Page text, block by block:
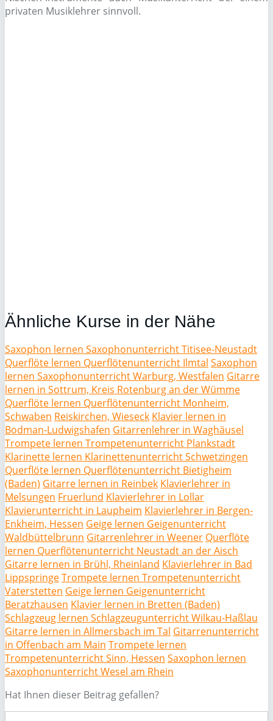
privaten Musiklehrer sinnvoll.
Ähnliche Kurse in der Nähe
Saxophon lernen Saxophonunterricht Titisee-Neustadt
Querflöte lernen Querflötenunterricht Ilmtal Saxophon
lernen Saxophonunterricht Warburg, Westfalen Gitarre
lernen in Sottrum, Kreis Rotenburg an der Wümme
Querflöte lernen Querflötenunterricht Monheim,
Schwaben Reiskirchen, Wieseck Klavier lernen in
Bodman-Ludwigshafen Gitarrenlehrer in Waghäusel
Trompete lernen Trompetenunterricht Plankstadt
Klarinette lernen Klarinettenunterricht Schwetzingen
Querflöte lernen Querflötenunterricht Bietigheim
(Baden) Gitarre lernen in Reinbek Klavierlehrer in
Melsungen Fruerlund Klavierlehrer in Lollar
Klavierunterricht in Laupheim Klavierlehrer in Bergen-
Enkheim, Hessen Geige lernen Geigenunterricht
Waldbüttelbrunn Gitarrenlehrer in Weener Querflöte
lernen Querflötenunterricht Neustadt an der Aisch
Gitarre lernen in Brühl, Rheinland Klavierlehrer in Bad
LippspringeTrompete lernen Trompetenunterricht
Vaterstetten Geige lernen Geigenunterricht
Beratzhausen Klavier lernen in Bretten (Baden)
Schlagzeug lernen Schlagzeugunterricht Wilkau-Haßlau
Gitarre lernen in Allmersbach im Tal Gitarrenunterricht
in Offenbach am Main Trompete lernen
Trompetenunterricht Sinn, Hessen Saxophon lernen
Saxophonunterricht Wesel am Rhein
Hat Ihnen dieser Beitrag gefallen?